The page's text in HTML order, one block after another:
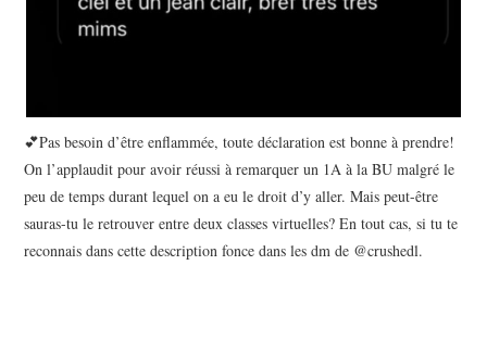
💕Pas besoin d’être enflammée, toute déclaration est bonne à prendre!
On l’applaudit pour avoir réussi à remarquer un 1A à la BU malgré le
peu de temps durant lequel on a eu le droit d’y aller. Mais peut-être
sauras-tu le retrouver entre deux classes virtuelles? En tout cas, si tu te
reconnais dans cette description fonce dans les dm de @crushedl.